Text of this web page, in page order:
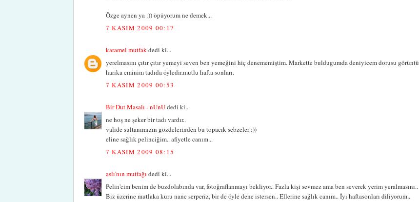
Özge aynen ya :)) öpüyorum ne demek...
7 KASIM 2009 00:17
karamel mutfak dedi ki...
yerelmasını çıtır çıtır yemeyi seven ben yemeğini hiç denememiştim. Markette buldugumda deniyicem dorusu görüntü
harika eminim tadıda öyledir.mutlu hafta sonları.
7 KASIM 2009 00:53
Bir Dut Masalı - nUnUdedi ki...
ne hoş ne şeker bir tadı vardır..
valide sultanımızın gözdelerinden bu topacık sebzeler :))
eline sağlık pelinciğim.. afiyetle canım...
7 KASIM 2009 08:15
aslı'nın mutfağı dedi ki...
Pelin'cim benim de buzdolabında var, fotoğraflanmayı bekliyor.. Fazla kişi sevmez ama ben severek yerim yeralmasını..
Biz üzerine mutlaka kuru nane serperiz, bir de öyle dene istersen.. Ellerine sağlık canım.. İyi haftasonları diliyorum..